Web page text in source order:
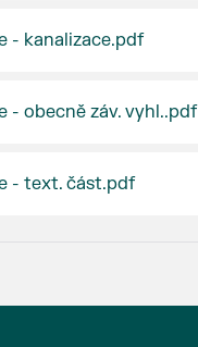
- kanalizace.pdf
- obecně záv. vyhl..pdf
- text. část.pdf